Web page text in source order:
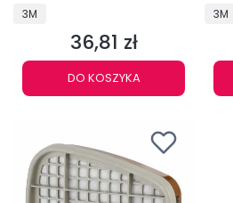
PRODUCENT
3M
Cena
36,81 zł
DO KOSZYKA
3M